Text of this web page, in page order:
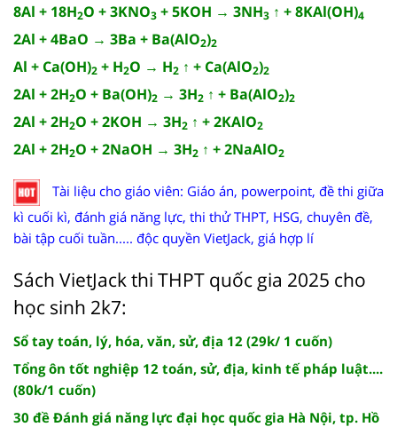
8Al + 18H2O + 3KNO3 + 5KOH → 3NH3 ↑ + 8KAl(OH)4
2Al + 4BaO → 3Ba + Ba(AlO2)2
Al + Ca(OH)2 + H2O → H2 ↑ + Ca(AlO2)2
2Al + 2H2O + Ba(OH)2 → 3H2 ↑ + Ba(AlO2)2
2Al + 2H2O + 2KOH → 3H2 ↑ + 2KAlO2
2Al + 2H2O + 2NaOH → 3H2 ↑ + 2NaAlO2
Tài liệu cho giáo viên: Giáo án, powerpoint, đề thi giữa
kì cuối kì, đánh giá năng lực, thi thử THPT, HSG, chuyên đề,
bài tập cuối tuần..... độc quyền VietJack, giá hợp lí
Sách VietJack thi THPT quốc gia 2025 cho
học sinh 2k7:
Sổ tay toán, lý, hóa, văn, sử, địa 12 (29k/ 1 cuốn)
Tổng ôn tốt nghiệp 12 toán, sử, địa, kinh tế pháp luật....
(80k/1 cuốn)
30 đề Đánh giá năng lực đại học quốc gia Hà Nội, tp. Hồ